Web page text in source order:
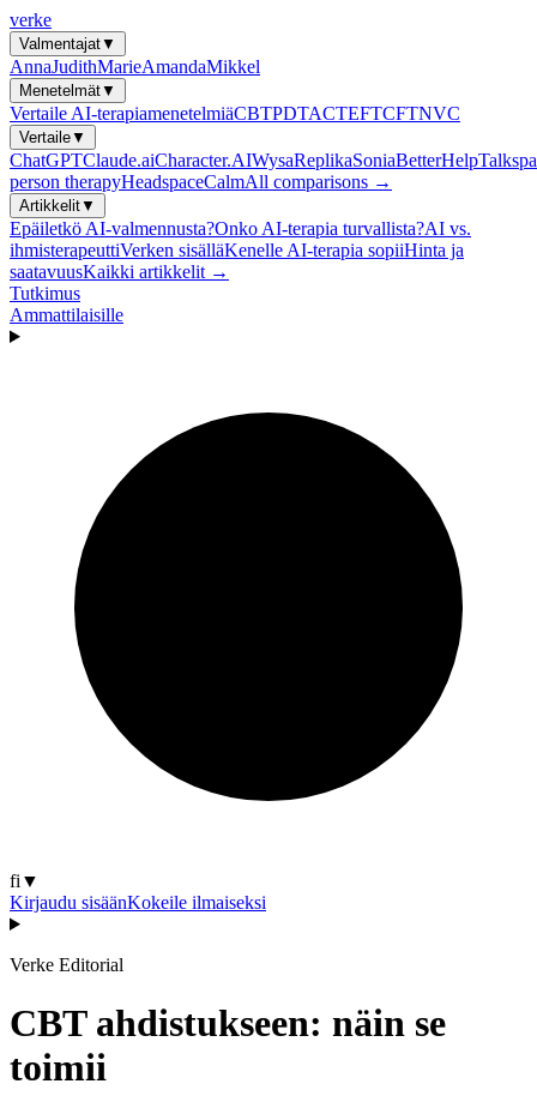
verke
Valmentajat▼
AnnaJudithMarieAmandaMikkel
Menetelmät▼
Vertaile AI-terapiamenetelmiäCBTPDTACTEFTCFTNVC
Vertaile▼
ChatGPTClaude.aiCharacter.AIWysaReplikaSoniaBetterHelp
person therapyHeadspaceCalmAll comparisons →
Artikkelit▼
Epäiletkö AI-valmennusta?Onko AI-terapia turvallista?AI vs.
ihmisterapeuttiVerken sisälläKenelle AI-terapia sopiiHinta ja
saatavuusKaikki artikkelit →
Tutkimus
Ammattilaisille
fi ▼
Kirjaudu sisäänKokeile ilmaiseksi
Verke Editorial
CBT ahdistukseen: näin se
toimii